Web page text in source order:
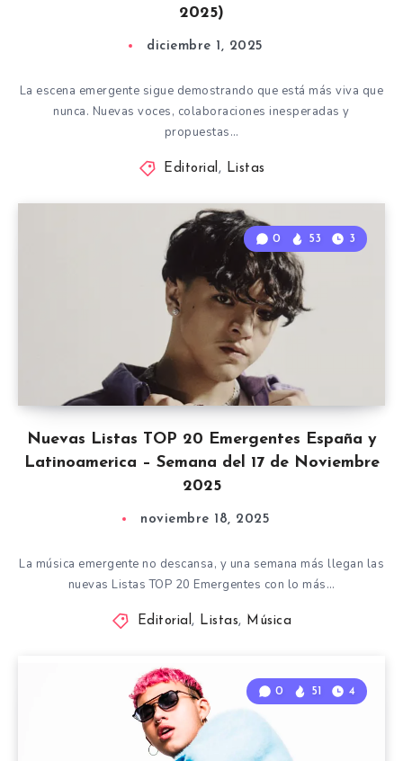
2025)
diciembre 1, 2025
La escena emergente sigue demostrando que está más viva que
nunca. Nuevas voces, colaboraciones inesperadas y
propuestas…
Editorial, Listas
Nuevas Listas TOP 20 Emergentes España y
Latinoamerica – Semana del 17 de Noviembre
2025
0 53 3
noviembre 18, 2025
La música emergente no descansa, y una semana más llegan las
nuevas Listas TOP 20 Emergentes con lo más…
Editorial, Listas, Música
0 51 4